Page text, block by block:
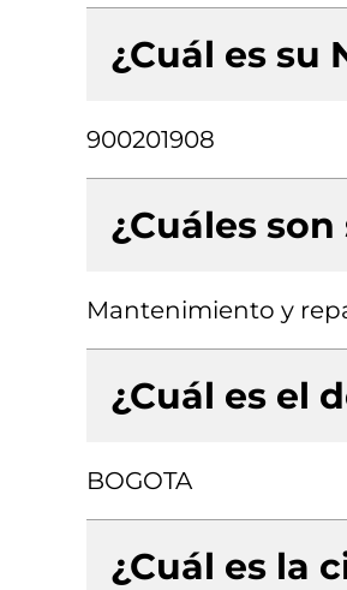
¿Cuál es su
900201908
¿Cuáles
Mantenimiento y
¿Cuál es el
BOGOTA
¿Cuál es la